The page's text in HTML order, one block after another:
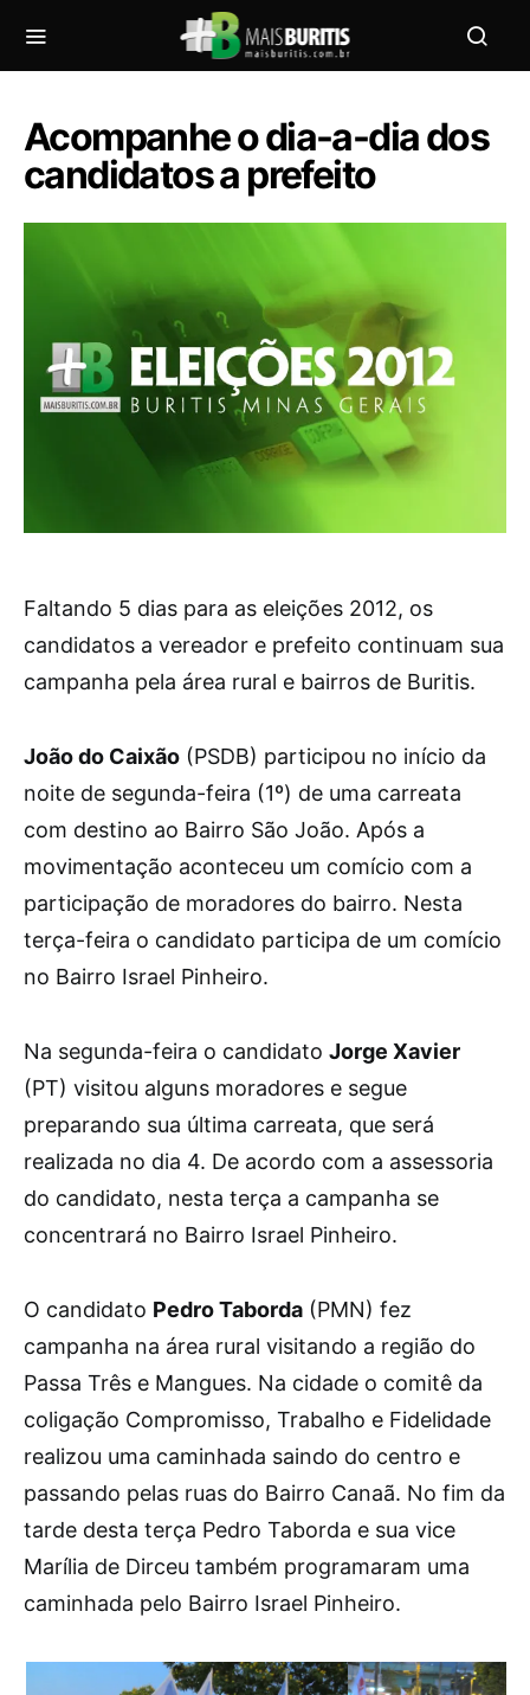
Acompanhe o dia-a-dia dos
candidatos a prefeito
Faltando 5 dias para as eleições 2012, os
candidatos a vereador e prefeito continuam sua
campanha pela área rural e bairros de Buritis.
João do Caixão (PSDB) participou no início da
noite de segunda-feira (1º) de uma carreata
com destino ao Bairro São João. Após a
movimentação aconteceu um comício com a
participação de moradores do bairro. Nesta
terça-feira o candidato participa de um comício
no Bairro Israel Pinheiro.
Na segunda-feira o candidato Jorge Xavier
(PT) visitou alguns moradores e segue
preparando sua última carreata, que será
realizada no dia 4. De acordo com a assessoria
do candidato, nesta terça a campanha se
concentrará no Bairro Israel Pinheiro.
O candidato Pedro Taborda (PMN) fez
campanha na área rural visitando a região do
Passa Três e Mangues. Na cidade o comitê da
coligação Compromisso, Trabalho e Fidelidade
realizou uma caminhada saindo do centro e
passando pelas ruas do Bairro Canaã. No fim da
tarde desta terça Pedro Taborda e sua vice
Marília de Dirceu também programaram uma
caminhada pelo Bairro Israel Pinheiro.